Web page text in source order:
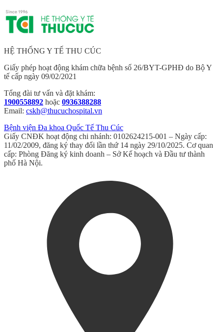
HỆ THỐNG Y TẾ THU CÚC
Giấy phép hoạt động khám chữa bệnh số 26/BYT-GPHĐ do Bộ Y
tế cấp ngày 09/02/2021
Tổng đài tư vấn và đặt khám:
1900558892 hoặc 0936388288
Email: cskh@thucuchospital.vn
Bệnh viện Đa khoa Quốc Tế Thu Cúc
Giấy CNĐK hoạt động chi nhánh: 0102624215-001 – Ngày cấp:
11/02/2009, đăng ký thay đổi lần thứ 14 ngày 29/10/2025. Cơ quan
cấp: Phòng Đăng ký kinh doanh – Sở Kế hoạch và Đầu tư thành
phố Hà Nội.